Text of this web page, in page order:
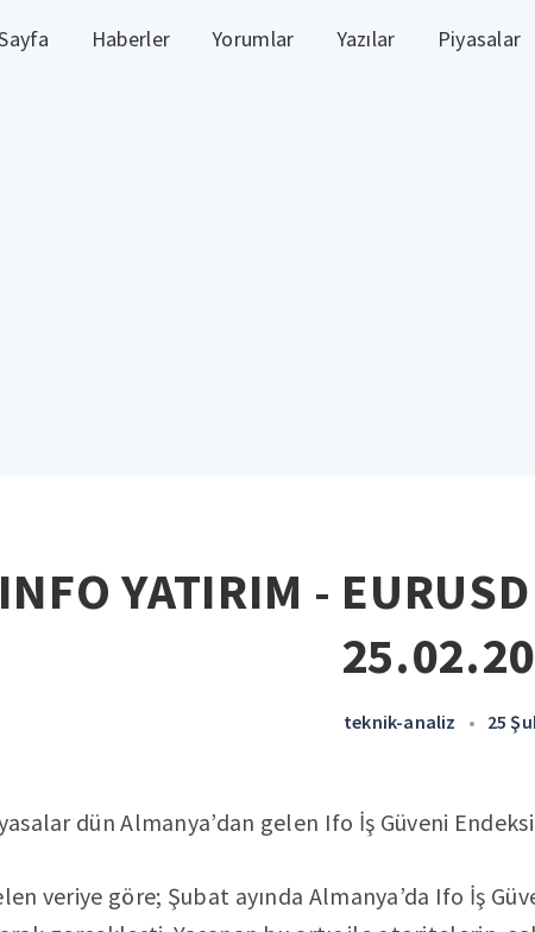
Haberler Yorumlar Yazılar Piyasalar
INFO YATIRIM -
teknik-analiz • 25
dün Almanya’dan gelen Ifo İş Güveni
veriye göre; Şubat ayında Almanya’da Ifo İş